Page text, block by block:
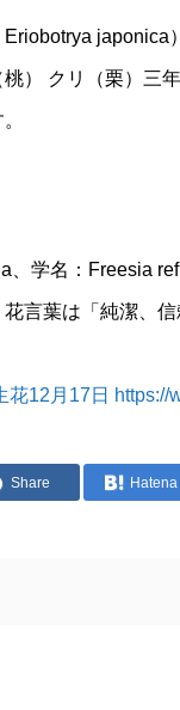
Eriobotrya
桃） クリ（栗）
、学名：Freesia
言葉は「純潔、信
花12月17日
Share Hatena